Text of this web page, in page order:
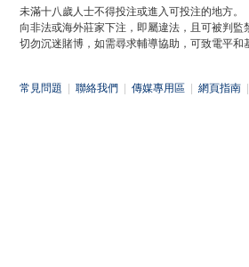
未滿十八歲人士不得投注或進入可投注的地方。
向非法或海外莊家下注，即屬違法，且可被判監
切勿沉迷賭博，如需尋求輔導協助，可致電平和
常見問題 聯絡我們 傳媒專用區 網頁指南